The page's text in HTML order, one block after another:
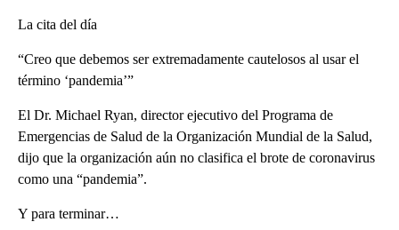
La cita del día
“Creo que debemos ser extremadamente cautelosos al usar el
término ‘pandemia’”
El Dr. Michael Ryan, director ejecutivo del Programa de
Emergencias de Salud de la Organización Mundial de la Salud,
dijo que la organización aún no clasifica el brote de coronavirus
como una “pandemia”.
Y para terminar…